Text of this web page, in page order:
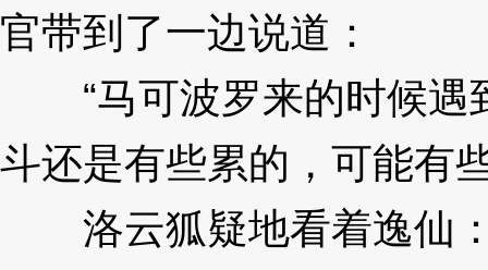
官带到了一边说道：
“马可波罗来的时候遇
斗还是有些累的，可能有
洛云狐疑地看着逸仙：